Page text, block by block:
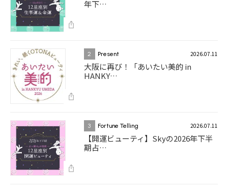
年下…
2 Present 2026.07.11
大阪に再び！「あいたい美的 in
HANKY…
3 Fortune Telling 2026.07.11
【開運ビューティ】Skyの2026年下半
期占…